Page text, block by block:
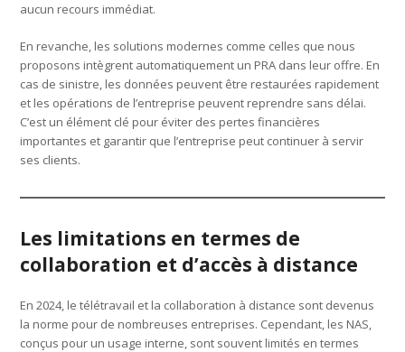
aucun recours immédiat.
En revanche, les solutions modernes comme celles que nous
proposons intègrent automatiquement un PRA dans leur offre. En
cas de sinistre, les données peuvent être restaurées rapidement
et les opérations de l’entreprise peuvent reprendre sans délai.
C’est un élément clé pour éviter des pertes financières
importantes et garantir que l’entreprise peut continuer à servir
ses clients.
Les limitations en termes de
collaboration et d’accès à distance
En 2024, le télétravail et la collaboration à distance sont devenus
la norme pour de nombreuses entreprises. Cependant, les NAS,
conçus pour un usage interne, sont souvent limités en termes